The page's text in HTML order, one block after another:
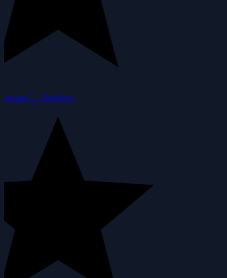
—Desislava